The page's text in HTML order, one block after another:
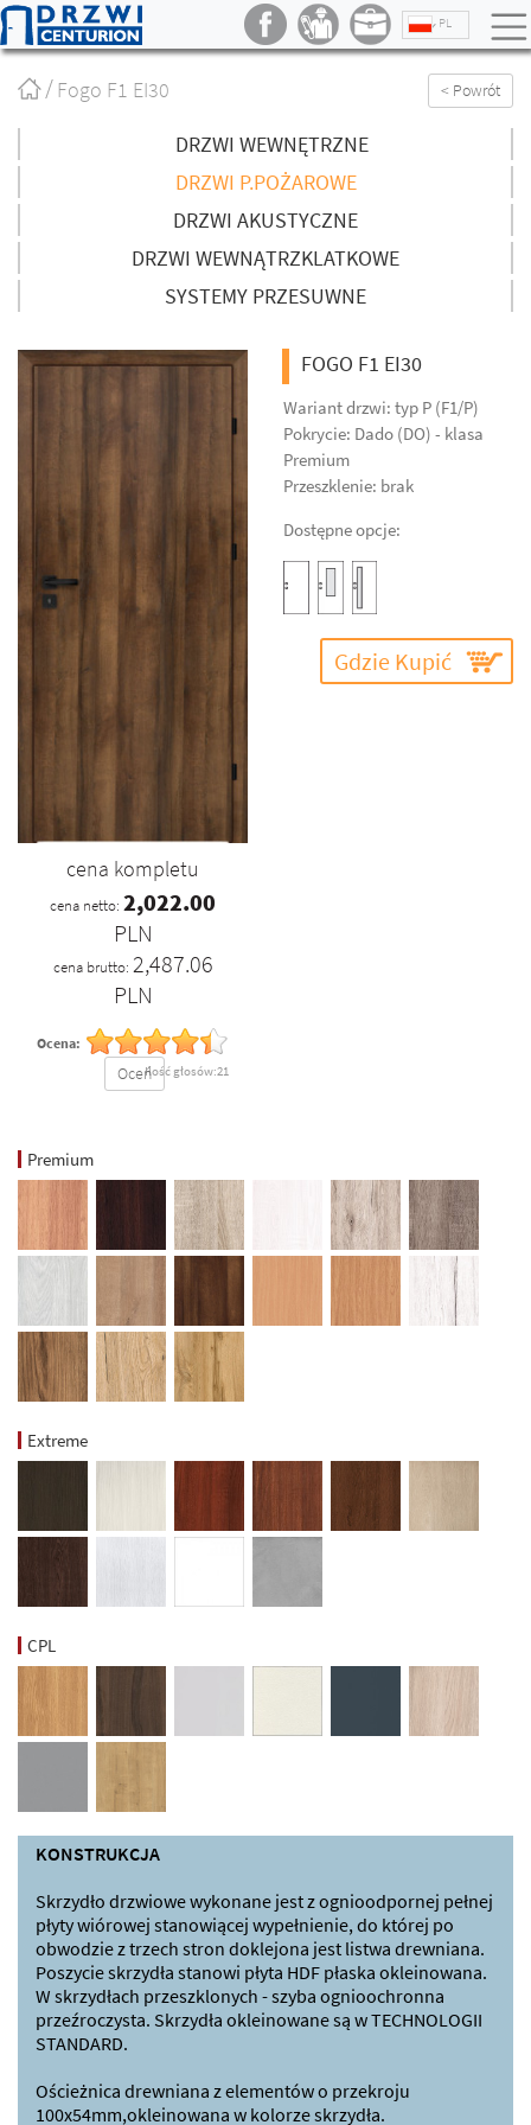
PL
StronaFogo F1 EI30 < Powrót
DRZWI WEWNĘTRZNE
DRZWI P.POŻAROWE
DRZWI AKUSTYCZNE
DRZWI WEWNĄTRZKLATKOWE
SYSTEMY PRZESUWNE
cena kompletu
cena netto: 2,022.00
PLN
cena brutto: 2,487.06
PLN
Ocena:
Ilość głosów:21
Oceń
FOGO F1 EI30
Wariant drzwi: typ P (F1/P)
Pokrycie: Dado (DO) - klasa
Premium
Przeszklenie: brak
Dostępne opcje:
Gdzie Kupić
Premium
Extreme
CPL
KONSTRUKCJA
Skrzydło drzwiowe wykonane jest z ognioodpornej pełnej
płyty wiórowej stanowiącej wypełnienie, do której po
obwodzie z trzech stron doklejona jest listwa drewniana.
Poszycie skrzydła stanowi płyta HDF płaska okleinowana.
W skrzydłach przeszklonych - szyba ognioochronna
przeźroczysta. Skrzydła okleinowane są w TECHNOLOGII
STANDARD.
Ościeżnica drewniana z elementów o przekroju
100x54mm,okleinowana w kolorze skrzydła.